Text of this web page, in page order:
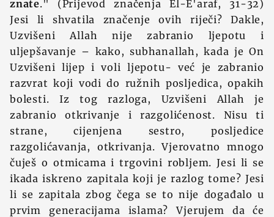
znate." (Prijevod značenja El-E'araf, 31-32)
Jesi li shvatila značenje ovih riječi? Dakle,
Uzvišeni Allah nije zabranio ljepotu i
uljepšavanje – kako, subhanallah, kada je On
Uzvišeni lijep i voli ljepotu- već je zabranio
razvrat koji vodi do ružnih posljedica, opakih
bolesti. Iz tog razloga, Uzvišeni Allah je
zabranio otkrivanje i razgolićenost. Nisu ti
strane, cijenjena sestro, posljedice
razgolićavanja, otkrivanja. Vjerovatno mnogo
čuješ o otmicama i trgovini robljem. Jesi li se
ikada iskreno zapitala koji je razlog tome? Jesi
li se zapitala zbog čega se to nije događalo u
prvim generacijama islama? Vjerujem da će